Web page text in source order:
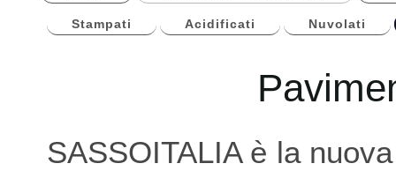
Stampati Acidificati Nuvolati
SASSOITALIA è la